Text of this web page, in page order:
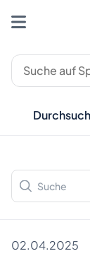
02.04.2025